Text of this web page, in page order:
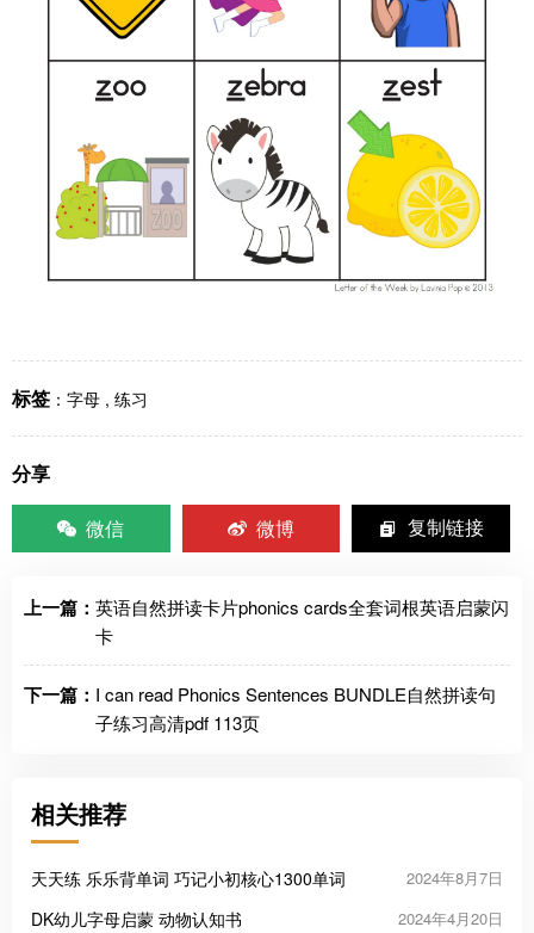
标签 ： 字母 , 练习
分享
微信
微博 复制链接
上一篇： 英语自然拼读卡片phonics cards全套词根英语启蒙闪
卡
下一篇： I can read Phonics Sentences BUNDLE自然拼读句
子练习高清pdf 113页
相关推荐
天天练 乐乐背单词 巧记小初核心1300单词 2024年8月7日
DK幼儿字母启蒙 动物认知书 2024年4月20日